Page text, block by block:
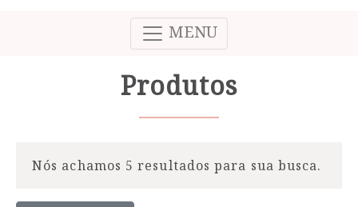
MENU
Produtos
Nós achamos 5 resultados para sua busca.